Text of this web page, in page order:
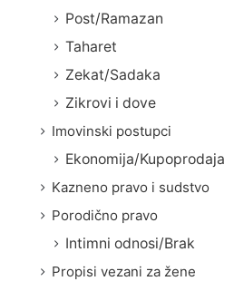
Post/Ramazan
Taharet
Zekat/Sadaka
Zikrovi i dove
Imovinski postupci
Ekonomija/Kupoprodaja
Kazneno pravo i sudstvo
Porodično pravo
Intimni odnosi/Brak
Propisi vezani za žene